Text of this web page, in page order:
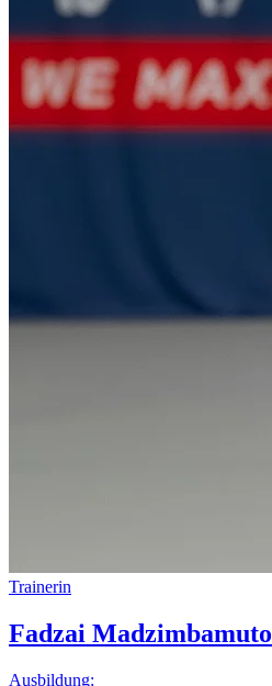
Trainerin
Fadzai Madzimbamuto
Ausbildung: